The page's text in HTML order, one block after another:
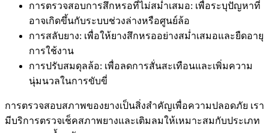
การตรวจสอบการสึกหรอที่ไม่สม่ำเสมอ: เพื่อระบุปัญหาที่
อาจเกิดขึ้นกับระบบช่วงล่างหรือศูนย์ล้อ
การสลับยาง: เพื่อให้ยางสึกหรออย่างสม่ำเสมอและยืดอายุ
การใช้งาน
การปรับสมดุลล้อ: เพื่อลดการสั่นสะเทือนและเพิ่มความ
นุ่มนวลในการขับขี่
การตรวจสอบสภาพของยางเป็นสิ่งสำคัญเพื่อความปลอดภัย เรา
มีบริการตรวจเช็คสภาพยางและเติมลมให้เหมาะสมกับประเภท